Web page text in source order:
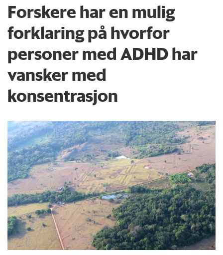
Forskere har en mulig
forklaring på hvorfor
personer med ADHD har
vansker med
konsentrasjon